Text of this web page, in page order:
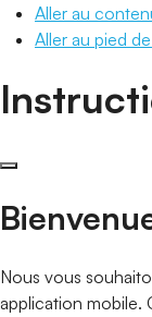
Aller au
Aller au pied
Nous vous
application mobile.